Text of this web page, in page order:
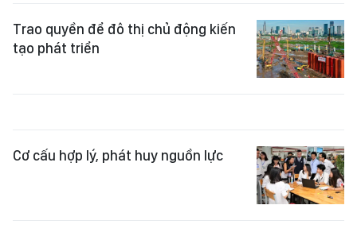
Trao quyền để đô thị chủ động kiến
tạo phát triển
Cơ cấu hợp lý, phát huy nguồn lực